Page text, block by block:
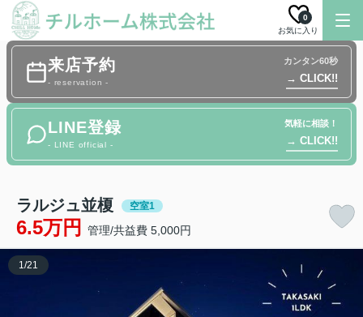
お気に入り
0
来店予約
- reservation -
カンタン60秒
→ CLICK!!
LINE登録
- LINE official -
気軽に相談！
→ CLICK!!
ラルジュ並榎 空室1
6.5万円 管理/共益費 5,000円
1/21